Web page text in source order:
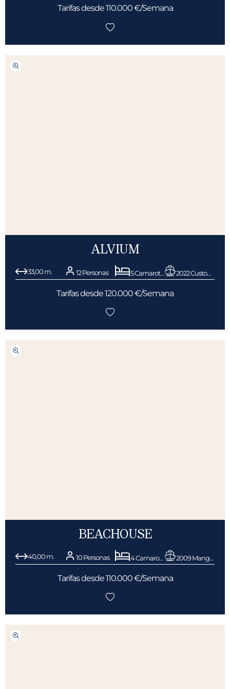
Tarifas desde 110.000 €/Semana
ALVIUM
33,00 m. 12 Personas 5 Camarotes 2022 Custom Line
Tarifas desde 120.000 €/Semana
BEACHOUSE
40,00 m. 10 Personas 4 Camarotes 2009 Mangusta (Overmarine)
Tarifas desde 110.000 €/Semana